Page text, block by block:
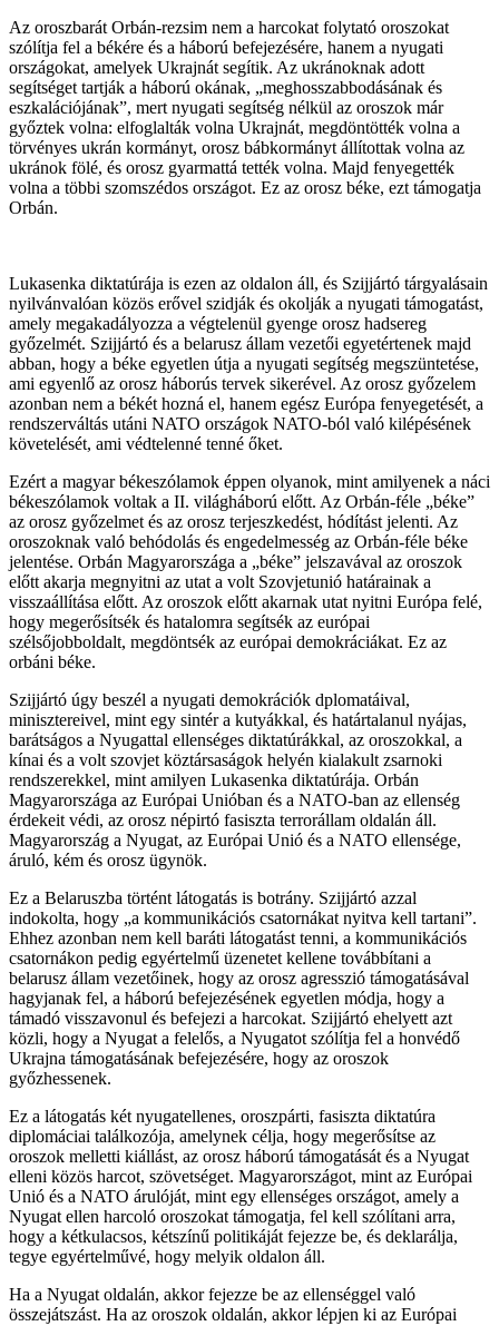
Az oroszbarát Orbán-rezsim nem a harcokat folytató oroszokat
szólítja fel a békére és a háború befejezésére, hanem a nyugati
országokat, amelyek Ukrajnát segítik. Az ukránoknak adott
segítséget tartják a háború okának, „meghosszabbodásának és
eszkalációjának”, mert nyugati segítség nélkül az oroszok már
győztek volna: elfoglalták volna Ukrajnát, megdöntötték volna a
törvényes ukrán kormányt, orosz bábkormányt állítottak volna az
ukránok fölé, és orosz gyarmattá tették volna. Majd fenyegették
volna a többi szomszédos országot. Ez az orosz béke, ezt támogatja
Orbán.
Lukasenka diktatúrája is ezen az oldalon áll, és Szijjártó tárgyalásain
nyilvánvalóan közös erővel szidják és okolják a nyugati támogatást,
amely megakadályozza a végtelenül gyenge orosz hadsereg
győzelmét. Szijjártó és a belarusz állam vezetői egyetértenek majd
abban, hogy a béke egyetlen útja a nyugati segítség megszüntetése,
ami egyenlő az orosz háborús tervek sikerével. Az orosz győzelem
azonban nem a békét hozná el, hanem egész Európa fenyegetését, a
rendszerváltás utáni NATO országok NATO-ból való kilépésének
követelését, ami védtelenné tenné őket.
Ezért a magyar békeszólamok éppen olyanok, mint amilyenek a náci
békeszólamok voltak a II. világháború előtt. Az Orbán-féle „béke”
az orosz győzelmet és az orosz terjeszkedést, hódítást jelenti. Az
oroszoknak való behódolás és engedelmesség az Orbán-féle béke
jelentése. Orbán Magyarországa a „béke” jelszavával az oroszok
előtt akarja megnyitni az utat a volt Szovjetunió határainak a
visszaállítása előtt. Az oroszok előtt akarnak utat nyitni Európa felé,
hogy megerősítsék és hatalomra segítsék az európai
szélsőjobboldalt, megdöntsék az európai demokráciákat. Ez az
orbáni béke.
Szijjártó úgy beszél a nyugati demokrációk dplomatáival,
minisztereivel, mint egy sintér a kutyákkal, és határtalanul nyájas,
barátságos a Nyugattal ellenséges diktatúrákkal, az oroszokkal, a
kínai és a volt szovjet köztársaságok helyén kialakult zsarnoki
rendszerekkel, mint amilyen Lukasenka diktatúrája. Orbán
Magyarországa az Európai Unióban és a NATO-ban az ellenség
érdekeit védi, az orosz népirtó fasiszta terrorállam oldalán áll.
Magyarország a Nyugat, az Európai Unió és a NATO ellensége,
áruló, kém és orosz ügynök.
Ez a Belaruszba történt látogatás is botrány. Szijjártó azzal
indokolta, hogy „a kommunikációs csatornákat nyitva kell tartani”.
Ehhez azonban nem kell baráti látogatást tenni, a kommunikációs
csatornákon pedig egyértelmű üzenetet kellene továbbítani a
belarusz állam vezetőinek, hogy az orosz agresszió támogatásával
hagyjanak fel, a háború befejezésének egyetlen módja, hogy a
támadó visszavonul és befejezi a harcokat. Szijjártó ehelyett azt
közli, hogy a Nyugat a felelős, a Nyugatot szólítja fel a honvédő
Ukrajna támogatásának befejezésére, hogy az oroszok
győzhessenek.
Ez a látogatás két nyugatellenes, oroszpárti, fasiszta diktatúra
diplomáciai találkozója, amelynek célja, hogy megerősítse az
oroszok melletti kiállást, az orosz háború támogatását és a Nyugat
elleni közös harcot, szövetséget. Magyarországot, mint az Európai
Unió és a NATO árulóját, mint egy ellenséges országot, amely a
Nyugat ellen harcoló oroszokat támogatja, fel kell szólítani arra,
hogy a kétkulacsos, kétszínű politikáját fejezze be, és deklarálja,
tegye egyértelművé, hogy melyik oldalon áll.
Ha a Nyugat oldalán, akkor fejezze be az ellenséggel való
összejátszást. Ha az oroszok oldalán, akkor lépjen ki az Európai